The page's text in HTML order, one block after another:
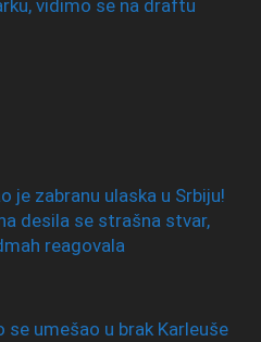
vidimo se na draftu
je zabranu ulaska u Srbiju!
desila se strašna stvar,
reagovala
se umešao u brak Karleuše